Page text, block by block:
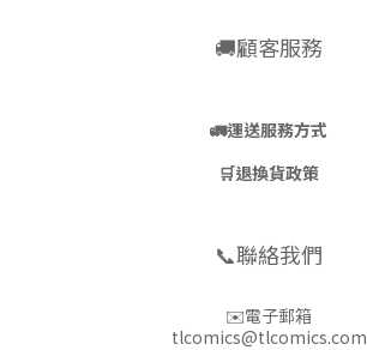
🚚顧客服務
🚛運送服務方式
🛒退換貨政策
📞聯絡我們
✉️電子郵箱
tlcomics@tlcomics.com